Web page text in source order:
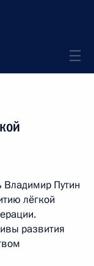
Владимир Путин
лёгкой
развития